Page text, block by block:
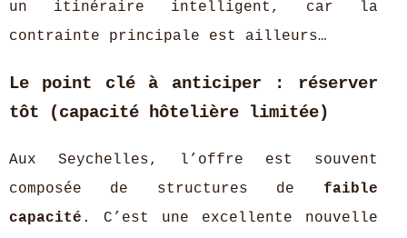
un itinéraire intelligent, car la
contrainte principale est ailleurs…
Le point clé à anticiper : réserver
tôt (capacité hôtelière limitée)
Aux Seychelles, l’offre est souvent
composée de structures de faible
capacité . C’est une excellente nouvelle